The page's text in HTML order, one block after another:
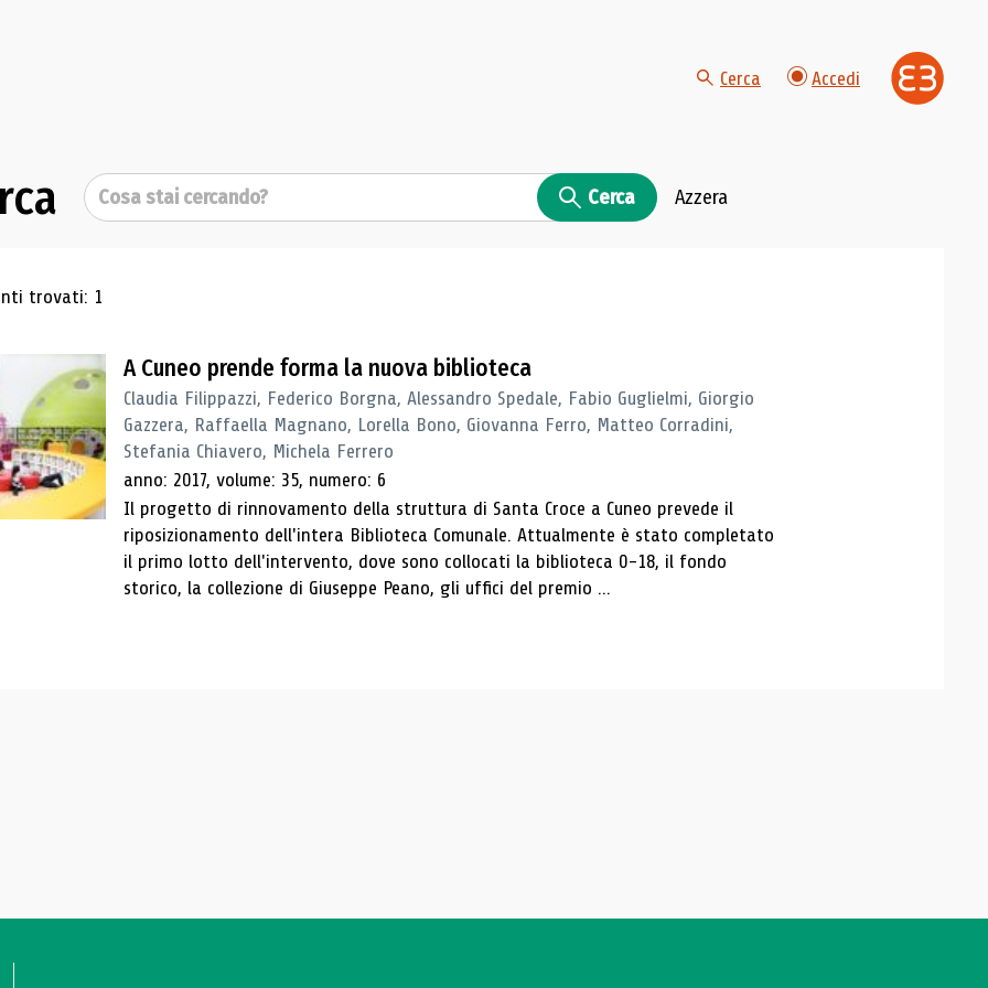
Cerca Accedi
Cerca Cerca Azzera
di ricerca
trovati: 1
A Cuneo prende forma la nuova biblioteca
Claudia Filippazzi, Federico Borgna, Alessandro Spedale, Fabio Guglielmi, Giorgio
Gazzera, Raffaella Magnano, Lorella Bono, Giovanna Ferro, Matteo Corradini,
Stefania Chiavero, Michela Ferrero
anno: 2017, volume: 35, numero: 6
Il progetto di rinnovamento della struttura di Santa Croce a Cuneo prevede il
riposizionamento dell'intera Biblioteca Comunale. Attualmente è stato completato
il primo lotto dell'intervento, dove sono collocati la biblioteca 0-18, il fondo
storico, la collezione di Giuseppe Peano, gli uffici del premio ...